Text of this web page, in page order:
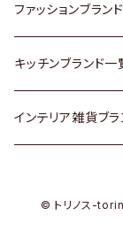
その他家具
Vintageヴィンテ
Designers / デザ
スカーフ
腕時計
Vintage / ヴィン
銀製品
和物 / 作家物
その他キッチン雑
ACME Furniture /
ACTUS / アクタス
arflex / アルフレ
ファッションブラン
agnes b / アニエ
BALLY / バリー
キッチンブランド一
ARABIA / アラビア
インテリア雑貨ブ
© トリノス-